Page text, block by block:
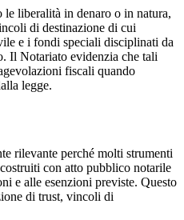
liberalità in denaro o in natura,
di destinazione di cui
e i fondi speciali disciplinati da
Il Notariato evidenzia che tali
fiscali quando
legge.
rilevante perché molti strumenti
con atto pubblico notarile
e alle esenzioni previste. Questo
di trust, vincoli di